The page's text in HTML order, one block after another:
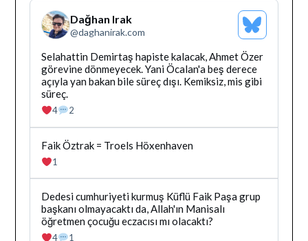
Dağhan Irak
@daghanirak.com
Bluesky
Profilini
Gor
Bluesky'da
Dağhan
Irak
tarafindan
yazilan
gonderiyi
goruntule
Selahattin Demirtaş hapiste kalacak, Ahmet Özer
görevine dönmeyecek. Yani Öcalan'a beş derece
açıyla yan bakan bile süreç dışı. Kemiksiz, mis gibi
süreç.
4 2
Bluesky'da
Dağhan
Irak
tarafindan
yazilan
gonderiyi
goruntule
Faik Öztrak = Troels Höxenhaven
1
Bluesky'da
Dağhan
Irak
tarafindan
Dedesi cumhuriyeti kurmuş Küflü Faik Paşa grup
başkanı olmayacaktı da, Allah'ın Manisalı
öğretmen çocuğu eczacısı mı olacaktı?
4 1